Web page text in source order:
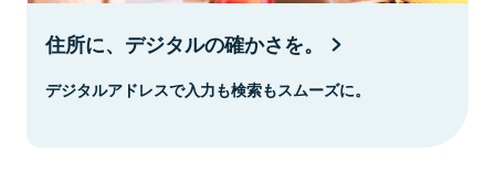
住所に、デジタルの確かさを。
デジタルアドレスで入力も検索もスムーズに。